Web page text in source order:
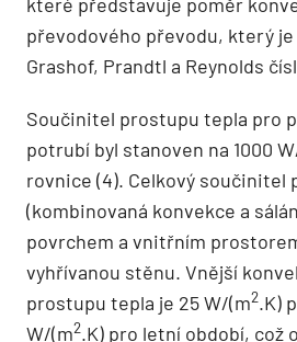
převodového převodu, který
Grashof, Prandtl a Reynolds
Součinitel prostupu tepla pro
potrubí byl stanoven na 1000
rovnice (4). Celkový součinitel
(kombinovaná konvekce a
povrchem a vnitřním
vyhřívanou stěnu. Vnější
prostupu tepla je 25 W/(m2.K)
W/(m2.K) pro letní období, což